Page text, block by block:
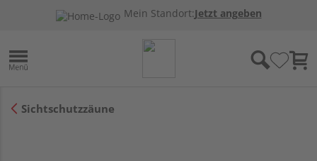
Mein Standort:Jetzt angeben
Sichtschutzzäune